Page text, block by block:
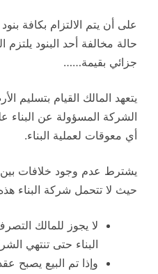
على أن يتم الالتزام بكافة
حالة مخالفة أحد البنود
جزائي بقيمة……
يتعهد المالك القيام بتسليم
الشركة المسؤولة عن البناء
أي معوقات لعملية البناء.
يشترط عدم وجود خلافات بين
حيث لا تتحمل شركة البناء
لا يجوز للمالك
البناء حتى تنتهي
وإذا تم البيع يصبح